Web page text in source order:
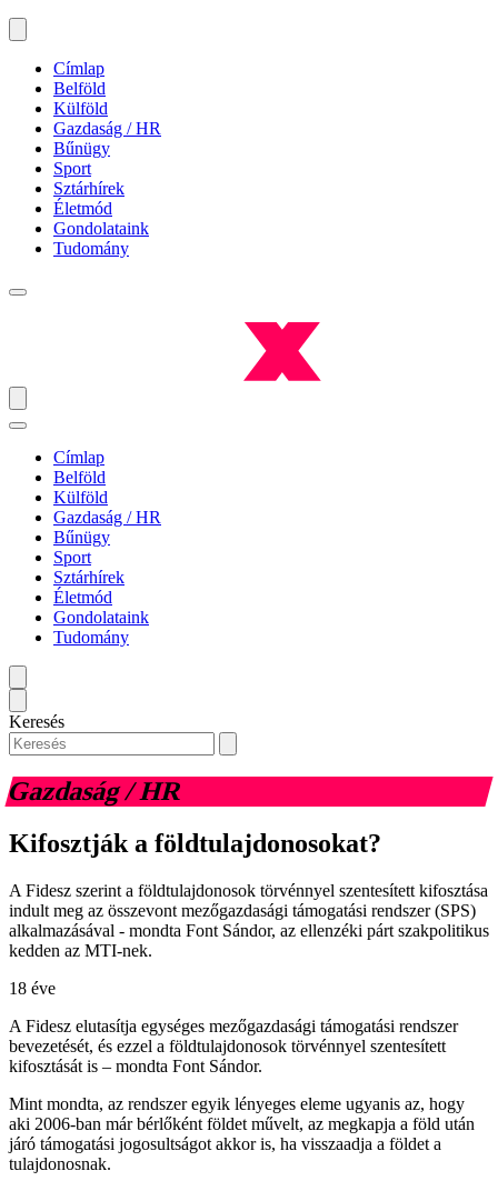
Címlap
Belföld
Külföld
Gazdaság / HR
Bűnügy
Sport
Sztárhírek
Életmód
Gondolataink
Tudomány
Címlap
Belföld
Külföld
Gazdaság / HR
Bűnügy
Sport
Sztárhírek
Életmód
Gondolataink
Tudomány
Keresés
Gazdaság / HR
Kifosztják a földtulajdonosokat?
A Fidesz szerint a földtulajdonosok törvénnyel szentesített kifosztása
indult meg az összevont mezőgazdasági támogatási rendszer (SPS)
alkalmazásával - mondta Font Sándor, az ellenzéki párt szakpolitikus
kedden az MTI-nek.
18 éve
A Fidesz elutasítja egységes mezőgazdasági támogatási rendszer
bevezetését, és ezzel a földtulajdonosok törvénnyel szentesített
kifosztását is – mondta Font Sándor.
Mint mondta, az rendszer egyik lényeges eleme ugyanis az, hogy
aki 2006-ban már bérlőként földet művelt, az megkapja a föld után
járó támogatási jogosultságot akkor is, ha visszaadja a földet a
tulajdonosnak.